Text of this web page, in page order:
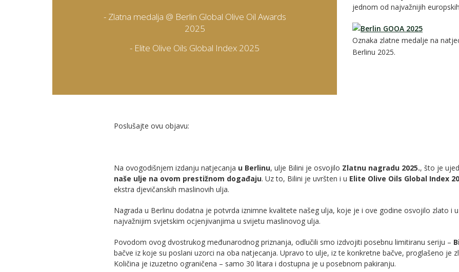
- Zlatna medalja @ Berlin Global Olive Oil Awards
2025
- Elite Olive Oils Global Index 2025
jednom od najvažnijih
Oznaka zlatne medalje na
Berlinu 2025.
Poslušajte ovu objavu:
Na ovogodišnjem izdanju natjecanja u Berlinu, ulje Bilini je osvojilo Zlatnu nagradu 2025., što je
naše ulje na ovom prestižnom događaju. Uz to, Bilini je uvršten i u Elite Olive Oils Global Index
ekstra djevičanskih maslinovih ulja.
Nagrada u Berlinu dodatna je potvrda iznimne kvalitete našeg ulja, koje je i ove godine osvojilo zlato i
najvažnijim svjetskim ocjenjivanjima u svijetu maslinovog ulja.
Povodom ovog dvostrukog međunarodnog priznanja, odlučili smo izdvojiti posebnu limitiranu seriju –
bačve iz koje su poslani uzorci na oba natjecanja. Upravo to ulje, iz te konkretne bačve, proglašeno je
Količina je izuzetno ograničena – samo 30 litara i dostupna je u posebnom pakiranju.